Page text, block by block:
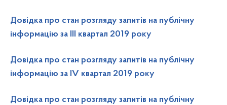
Довідка про стан розгляду запитів на публічну
інформацію за III квартал 2019 року
Довідка про стан розгляду запитів на публічну
інформацію за IV квартал 2019 року
Довідка про стан розгляду запитів на публічну